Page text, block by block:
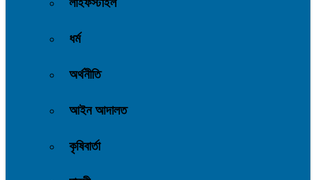
লাইফস্টাইল
ধর্ম
অর্থনীতি
আইন আদালত
কৃষিবার্তা